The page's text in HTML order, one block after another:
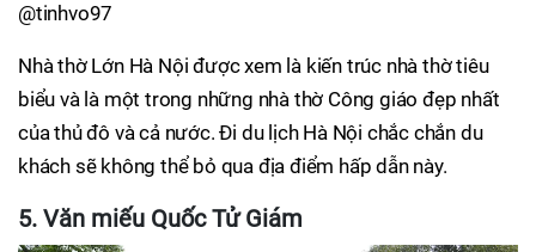
@tinhvo97
Nhà thờ Lớn Hà Nội được xem là kiến trúc nhà thờ tiêu
biểu và là một trong những nhà thờ Công giáo đẹp nhất
của thủ đô và cả nước. Đi du lịch Hà Nội chắc chắn du
khách sẽ không thể bỏ qua địa điểm hấp dẫn này.
5. Văn miếu Quốc Tử Giám